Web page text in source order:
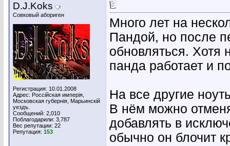
D.J.Koks
Совковый абориген
Регистрация: 10.01.2008
Адрес: Россiйская имперiя,
Московская губернiя, Марьинскiй
уездъ.
Сообщений: 2,010
Поблагодарили: 3,787
Вес репутации: 22
Репутация: 153
Много лет на
Пандой, но после
обновляться. Хотя
панда работает и
На все другие
В нём можно
добавлять в
обычно он блочит